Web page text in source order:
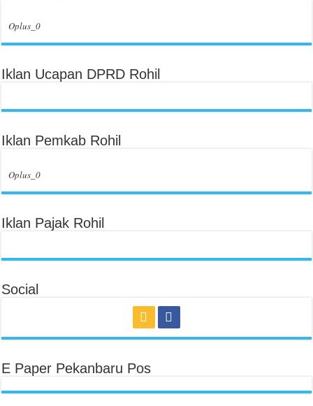
Oplus_0
Iklan Ucapan DPRD Rohil
Iklan Pemkab Rohil
Oplus_0
Iklan Pajak Rohil
Social
E Paper Pekanbaru Pos